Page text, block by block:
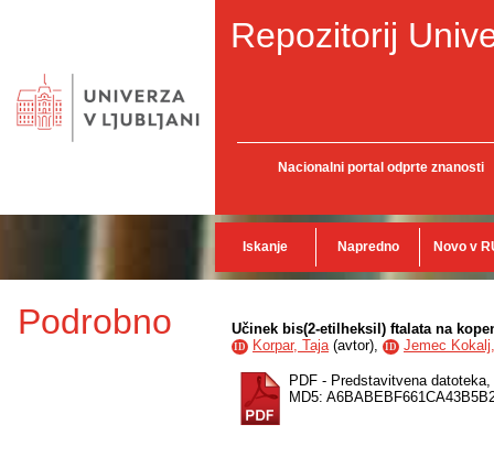
Repozitorij
Nacionalni portal odprte znanosti
Iskanje Napredno Novo v
Podrobno Učinek bis(2-etilheksil) ftalata na
ID Korpar, Taja(avtor), ID Jemec
PDF - Predstavitvena datoteka,
MD5: